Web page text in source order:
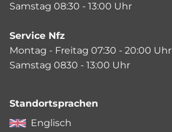
Samstag 08:30 - 13:00 Uhr
Service Nfz
Montag - Freitag 07:30 - 20:00 Uhr
Samstag 0830 - 13:00 Uhr
Standortsprachen
Englisch